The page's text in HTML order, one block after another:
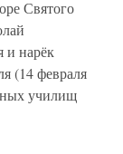
Святого
и нарёк
(14 февраля
училищ